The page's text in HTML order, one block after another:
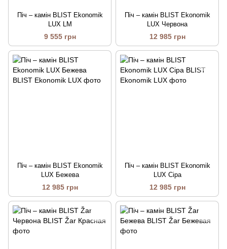
Піч – камін BLIST Ekonomik
LUX LM
9 555 грн
Піч – камін BLIST Ekonomik
LUX Червона
12 985 грн
Піч – камін BLIST Ekonomik
LUX Бежева
12 985 грн
Піч – камін BLIST Ekonomik
LUX Сіра
12 985 грн